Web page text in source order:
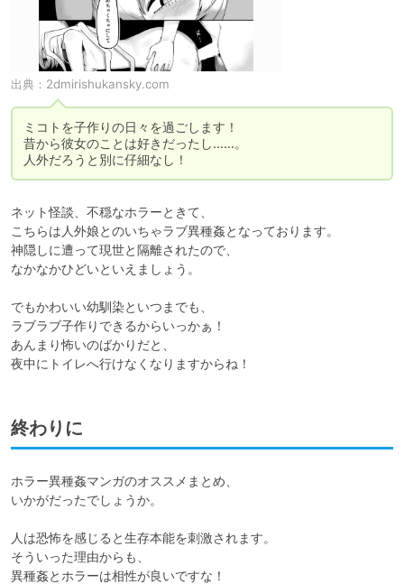
出典： 2dmirishukansky.com
ミコトを子作りの日々を過ごします！
昔から彼女のことは好きだったし……。
人外だろうと別に仔細なし！
ネット怪談、不穏なホラーときて、
こちらは人外娘とのいちゃラブ異種姦となっております。
神隠しに遭って現世と隔離されたので、
なかなかひどいといえましょう。
でもかわいい幼馴染といつまでも、
ラブラブ子作りできるからいっかぁ！
あんまり怖いのばかりだと、
夜中にトイレへ行けなくなりますからね！
終わりに
ホラー異種姦マンガのオススメまとめ、
いかがだったでしょうか。
人は恐怖を感じると生存本能を刺激されます。
そういった理由からも、
異種姦とホラーは相性が良いですな！